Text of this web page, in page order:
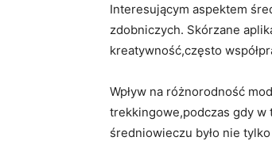
Interesującym aspektem
zdobniczych. Skórzane
kreatywność,często
Wpływ⁤ na różnorodność
trekkingowe,podczas gdy w
⁣średniowieczu było nie